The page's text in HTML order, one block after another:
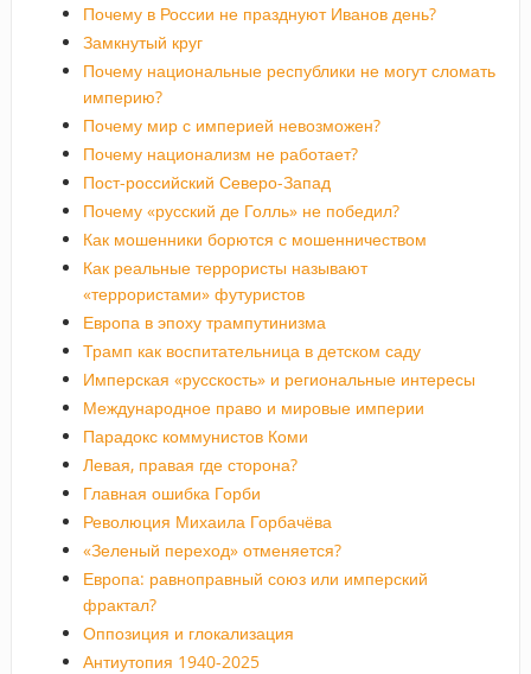
Почему в России не празднуют Иванов день?
Замкнутый круг
Почему национальные республики не могут сломать
империю?
Почему мир с империей невозможен?
Почему национализм не работает?
Пост-российский Северо-Запад
Почему «русский де Голль» не победил?
Как мошенники борются с мошенничеством
Как реальные террористы называют
«террористами» футуристов
Европа в эпоху трампутинизма
Трамп как воспитательница в детском саду
Имперская «русскость» и региональные интересы
Международное право и мировые империи
Парадокс коммунистов Коми
Левая, правая где сторона?
Главная ошибка Горби
Революция Михаила Горбачёва
«Зеленый переход» отменяется?
Европа: равноправный союз или имперский
фрактал?
Оппозиция и глокализация
Антиутопия 1940-2025